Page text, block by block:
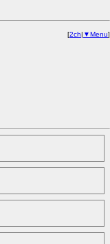
[2ch| ▼Menu]